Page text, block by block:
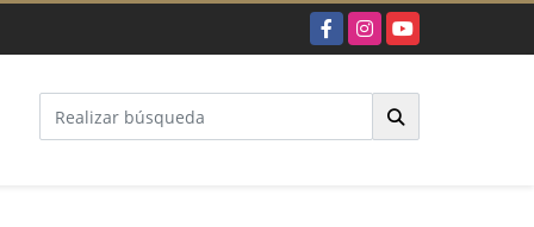
FacebookInstagramYouTube